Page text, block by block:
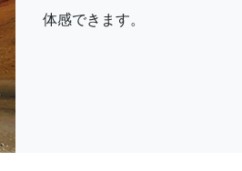
体感できます。